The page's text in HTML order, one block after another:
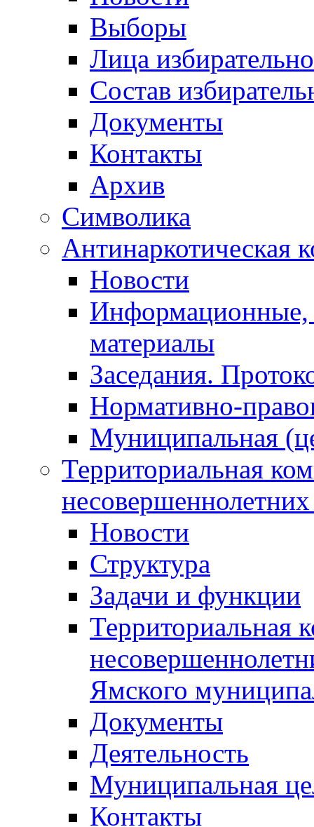
Выборы
Лица
Состав
Документы
Контакты
Архив
Символика
Антинаркотическая
Новости
Информационные,
материалы
Заседания.
Нормативно-
Муниципальная
Территориальная
Новости
Структура
Задачи и функции
Территориальная
Ямского
Документы
Деятельность
Муниципальная
Контакты